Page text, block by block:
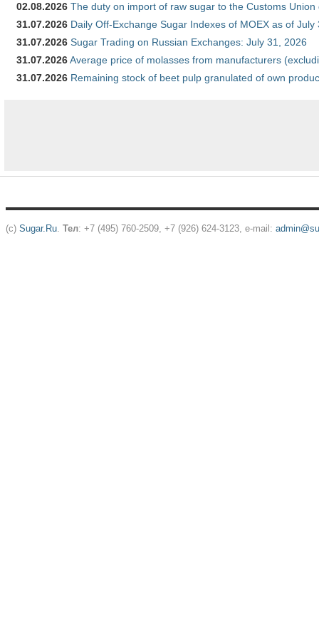
02.08.2026 The duty on import of raw sugar to the Customs
31.07.2026 Daily Off-Exchange Sugar Indexes of MOEX as of July
31.07.2026 Sugar Trading on Russian Exchanges: July 31, 2026
31.07.2026Average price of molasses from manufacturers
31.07.2026 Remaining stock of beet pulp granulated of own
(c) Sugar.Ru. Тел: +7 (495) 760-2509, +7 (926) 624-3123, e-mail: